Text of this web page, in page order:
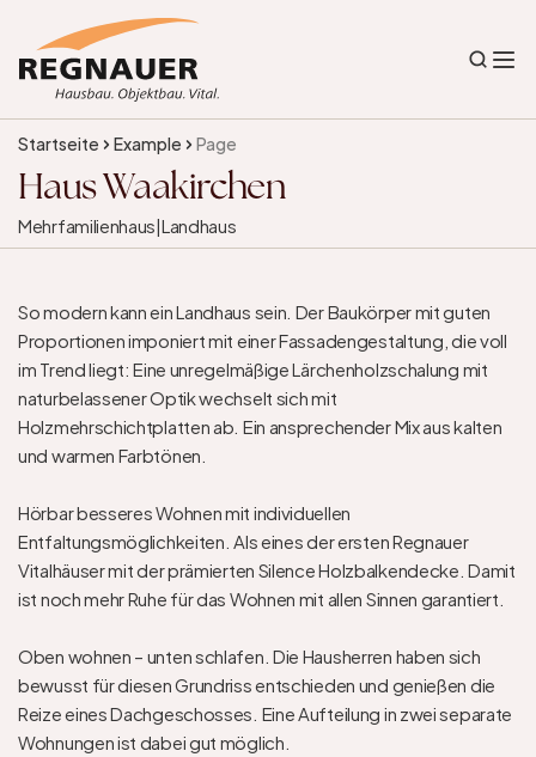
Startseite Example Page
Haus Waakirchen
Mehrfamilienhaus|Landhaus
So modern kann ein Landhaus sein. Der Baukörper mit guten
Proportionen imponiert mit einer Fassadengestaltung, die voll
im Trend liegt: Eine unregelmäßige Lärchenholzschalung mit
naturbelassener Optik wechselt sich mit
Holzmehrschichtplatten ab. Ein ansprechender Mix aus kalten
und warmen Farbtönen.
Hörbar besseres Wohnen mit individuellen
Entfaltungsmöglichkeiten. Als eines der ersten Regnauer
Vitalhäuser mit der prämierten Silence Holzbalkendecke. Damit
ist noch mehr Ruhe für das Wohnen mit allen Sinnen garantiert.
Oben wohnen – unten schlafen. Die Hausherren haben sich
bewusst für diesen Grundriss entschieden und genießen die
Reize eines Dachgeschosses. Eine Aufteilung in zwei separate
Wohnungen ist dabei gut möglich.